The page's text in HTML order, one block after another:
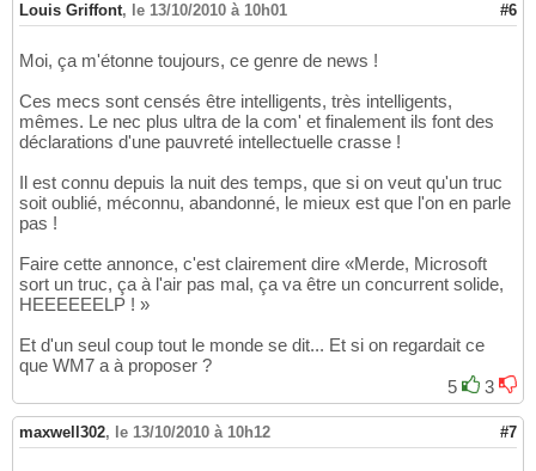
Louis Griffont, le 13/10/2010 à 10h01 #6
Moi, ça m'étonne toujours, ce genre de news !
Ces mecs sont censés être intelligents, très intelligents,
mêmes. Le nec plus ultra de la com' et finalement ils font des
déclarations d'une pauvreté intellectuelle crasse !
Il est connu depuis la nuit des temps, que si on veut qu'un truc
soit oublié, méconnu, abandonné, le mieux est que l'on en parle
pas !
Faire cette annonce, c'est clairement dire «Merde, Microsoft
sort un truc, ça à l'air pas mal, ça va être un concurrent solide,
HEEEEEELP ! »
Et d'un seul coup tout le monde se dit... Et si on regardait ce
que WM7 a à proposer ?
5
3
maxwell302, le 13/10/2010 à 10h12 #7